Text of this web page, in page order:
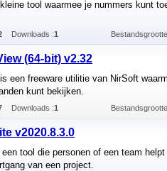
tool waarmee je nummers kunt
Downloads :1
(64-bit) v2.32
een freeware utilitie van NirSoft
kunt bekijken.
Downloads :1
v2020.8.3.0
tool die personen of een team
van een project.